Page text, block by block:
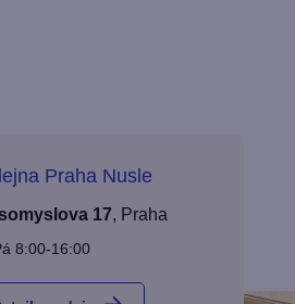
Praha Nusle
17, Praha
8:00-16:00